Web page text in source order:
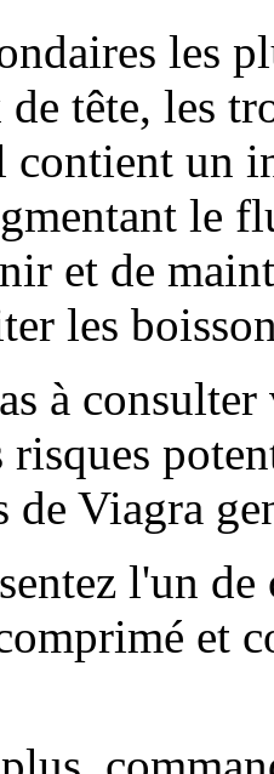
les
tête, les
contient un
le
et de
les
à
de Viagra
l'un de
et